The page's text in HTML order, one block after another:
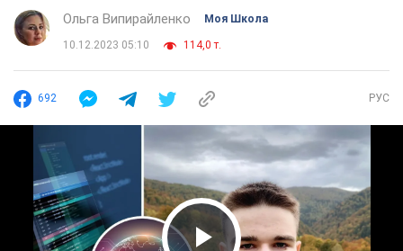
Ольга Випирайленко Моя Школа
10.12.2023 05:10 114,0 т.
692 РУС